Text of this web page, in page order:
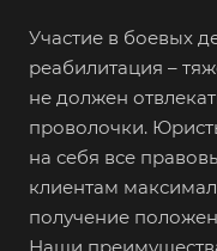
Участие в боевых
реабилитация –
не должен
проволочки.
на себя все
клиентам
получение